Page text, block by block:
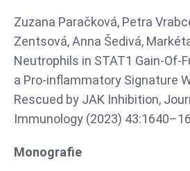
Zuzana Paračková, Petra
Zentsová, Anna Šedivá,
Neutrophils in STAT1 Gain-Of-
a Pro-inflammatory Signature
Rescued by JAK Inhibition,
Immunology (2023)
Monografie